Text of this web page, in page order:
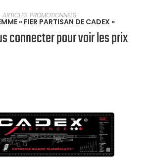
UNE OPTION
ARTICLES PROMOTIONNELS
« FIER PARTISAN DE CADEX »
connecter pour voir les prix